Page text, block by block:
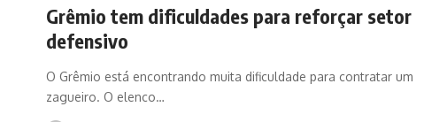
Grêmio tem dificuldades para reforçar setor
defensivo
O Grêmio está encontrando muita dificuldade para contratar um
zagueiro. O elenco…